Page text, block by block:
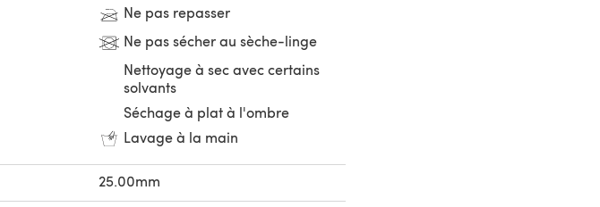
Ne pas repasser
Ne pas sécher au sèche-linge
Nettoyage à sec avec certains
solvants
Séchage à plat à l'ombre
Lavage à la main
25.00mm